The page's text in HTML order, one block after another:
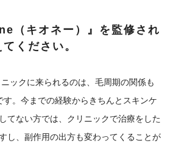
キオネー）』を監修され
ください。
ックに来られるのは、毛周期の関係も
す。今までの経験からきちんとスキンケ
てない方では、クリニックで治療をした
し、副作用の出方も変わってくることが